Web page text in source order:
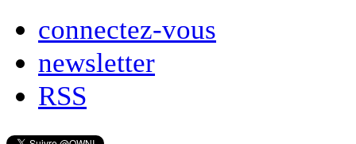
connectez-vous
newsletter
RSS